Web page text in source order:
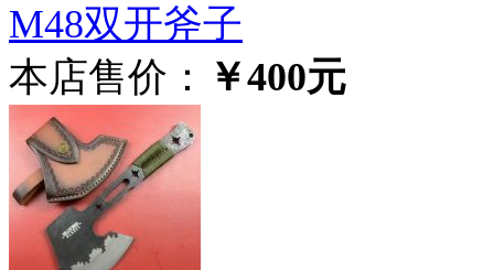
M48双开斧子
本店售价： ￥400元